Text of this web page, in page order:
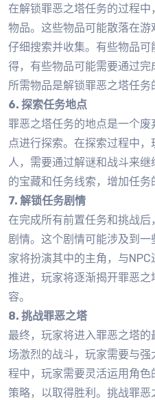
在解锁罪恶之塔任务的过程
物品。这些物品可能散落在
仔细搜索并收集。有些物品
得，有些物品可能需要通过
所需物品是解锁罪恶之塔任务
6. 探索任务地点
罪恶之塔任务的地点是一个
点进行探索。在探索过程中
人，需要通过解谜和战斗来
的宝藏和任务线索，增加任务
7. 解锁任务剧情
在完成所有前置任务和挑战
剧情。这个剧情可能涉及到
家将扮演其中的主角，与
推进，玩家将逐渐揭开罪恶
容。
8. 挑战罪恶之塔
最终，玩家将进入罪恶之塔
场激烈的战斗，玩家需要与
程中，玩家需要灵活运用角
策略，以取得胜利。挑战罪